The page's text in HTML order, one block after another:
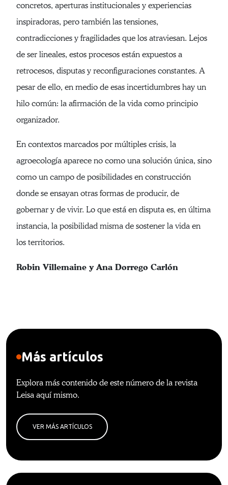
concretos, aperturas institucionales y experiencias
inspiradoras, pero también las tensiones,
contradicciones y fragilidades que los atraviesan. Lejos
de ser lineales, estos procesos están expuestos a
retrocesos, disputas y reconfiguraciones constantes. A
pesar de ello, en medio de esas incertidumbres hay un
hilo común: la afirmación de la vida como principio
organizador.
En contextos marcados por múltiples crisis, la
agroecología aparece no como una solución única, sino
como un campo de posibilidades en construcción
donde se ensayan otras formas de producir, de
gobernar y de vivir. Lo que está en disputa es, en última
instancia, la posibilidad misma de sostener la vida en
los territorios.
Robin Villemaine y Ana Dorrego Carlón
Más artículos
Explora más contenido de este número de la revista
Leisa aquí mismo.
VER MÁS ARTÍCULOS